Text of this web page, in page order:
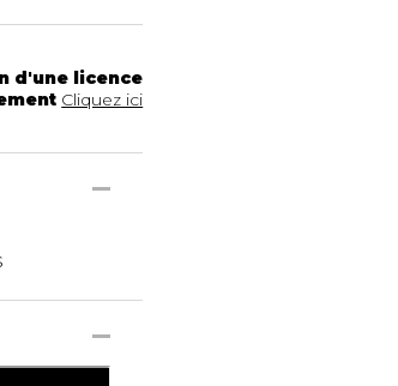
d'une licence
Cliquez ici